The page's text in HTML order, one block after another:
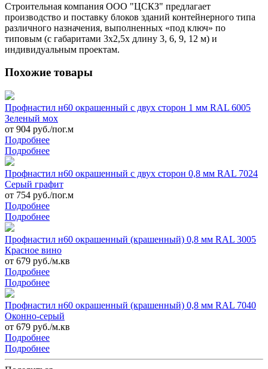
Строительная компания ООО "ЦСКЗ" предлагает
производство и поставку блоков зданий контейнерного типа
различного назначения, выполненных «под ключ» по
типовым (с габаритами 3х2,5х длину 3, 6, 9, 12 м) и
индивидуальным проектам.
Похожие товары
Профнастил н60 окрашенный с двух сторон 1 мм RAL 6005
Зеленый мох
от 904 руб./пог.м
Подробнее
Подробнее
Профнастил н60 окрашенный с двух сторон 0,8 мм RAL 7024
Серый графит
от 754 руб./пог.м
Подробнее
Подробнее
Профнастил н60 окрашенный (крашенный) 0,8 мм RAL 3005
Красное вино
от 679 руб./м.кв
Подробнее
Подробнее
Профнастил н60 окрашенный (крашенный) 0,8 мм RAL 7040
Оконно-серый
от 679 руб./м.кв
Подробнее
Подробнее